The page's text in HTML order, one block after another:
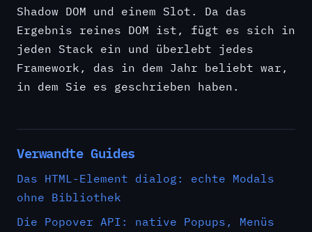
Shadow DOM und einem Slot. Da das
Ergebnis reines DOM ist, fügt es sich in
jeden Stack ein und überlebt jedes
Framework, das in dem Jahr beliebt war,
in dem Sie es geschrieben haben.
Verwandte Guides
Das HTML-Element dialog: echte Modals
ohne Bibliothek
Die Popover API: native Popups, Menüs